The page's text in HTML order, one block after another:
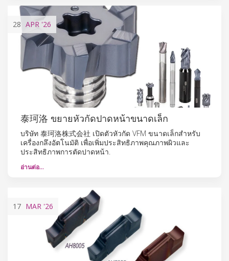
28 APR '26
泰珂洛 ขยายหัวกัดปาดหน้าขนาดเล็ก
บริษัท 泰珂洛株式会社 เปิดตัวหัวกัด VFM ขนาดเล็กสำหรับ
เครื่องกลึงอัตโนมัติ เพื่อเพิ่มประสิทธิภาพคุณภาพผิวและ
ประสิทธิภาพการตัดปาดหน้า.
อ่านต่อ…
17 MAR '26